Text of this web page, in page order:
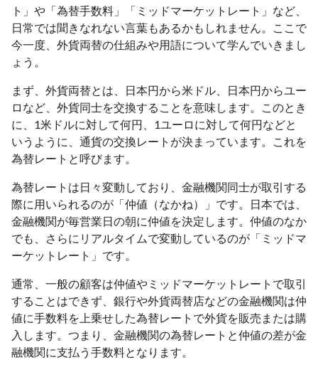
ト」や「為替手数料」「ミッドマーケットレート」など、
日常では聞きなれない言葉もあるかもしれません。ここで
今一度、外貨両替の仕組みや用語について学んでいきまし
ょう。
まず、外貨両替とは、日本円から米ドル、日本円からユー
ロなど、外貨同士を交換することを意味します。このとき
に、1米ドルに対して何円、1ユーロに対して何円などと
いうように、通貨の交換レートが決まっています。これを
為替レートと呼びます。
為替レートは日々変動しており、金融機関同士が取引する
際に用いられるのが「仲値（なかね）」です。日本では、
金融機関が毎営業日の朝に仲値を決定します。仲値のなか
でも、さらにリアルタイムで変動しているのが「ミッドマ
ーケットレート」です。
通常、一般の顧客は仲値やミッドマーケットレートで取引
することはできず、銀行や外貨両替店などの金融機関は仲
値に手数料を上乗せした為替レートで外貨を販売または購
入します。つまり、金融機関の為替レートと仲値の差が金
融機関に支払う手数料となります。